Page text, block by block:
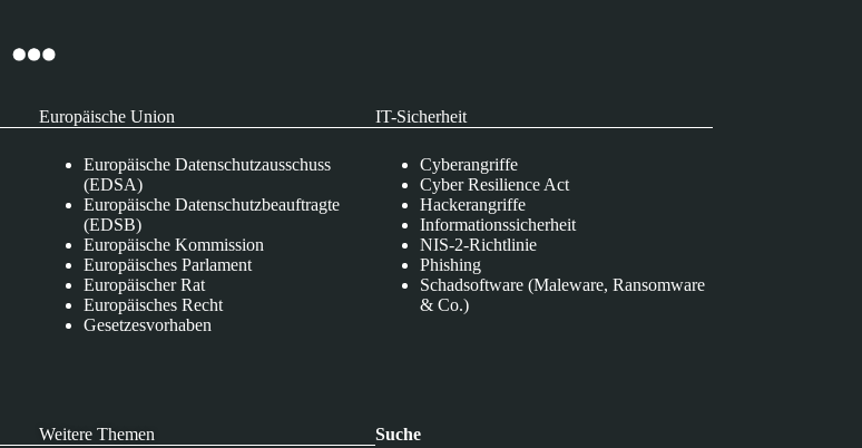
Europäische Union
Europäische Datenschutzausschuss
(EDSA)
Europäische Datenschutzbeauftragte
(EDSB)
Europäische Kommission
Europäisches Parlament
Europäischer Rat
Europäisches Recht
Gesetzesvorhaben
IT-Sicherheit
Cyberangriffe
Cyber Resilience Act
Hackerangriffe
Informationssicherheit
NIS-2-Richtlinie
Phishing
Schadsoftware (Maleware, Ransomware
& Co.)
Weitere Themen Suche